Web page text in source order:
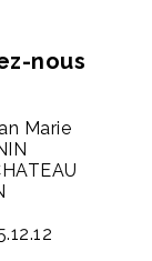
nous
Marie